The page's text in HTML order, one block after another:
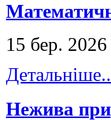
15 бер. 2026
Нежива